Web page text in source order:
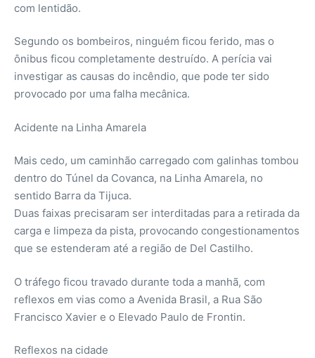
com lentidão.
Segundo os bombeiros, ninguém ficou ferido, mas o
ônibus ficou completamente destruído. A perícia vai
investigar as causas do incêndio, que pode ter sido
provocado por uma falha mecânica.
Acidente na Linha Amarela
Mais cedo, um caminhão carregado com galinhas tombou
dentro do Túnel da Covanca, na Linha Amarela, no
sentido Barra da Tijuca.
Duas faixas precisaram ser interditadas para a retirada da
carga e limpeza da pista, provocando congestionamentos
que se estenderam até a região de Del Castilho.
O tráfego ficou travado durante toda a manhã, com
reflexos em vias como a Avenida Brasil, a Rua São
Francisco Xavier e o Elevado Paulo de Frontin.
Reflexos na cidade